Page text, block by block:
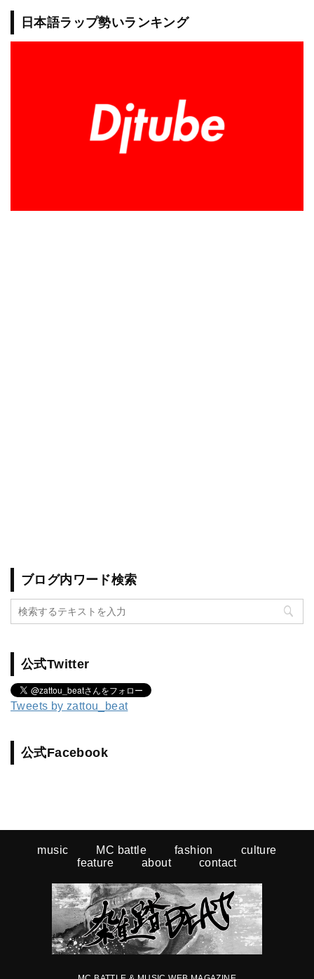
日本語ラップ勢いランキング
ブログ内ワード検索
公式Twitter
Tweets by zattou_beat
公式Facebook
music MC battle fashion
culture
feature
about contact